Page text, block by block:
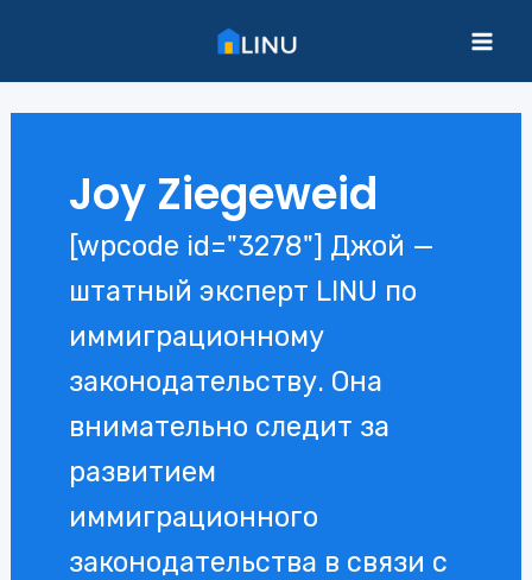
содержимому
Joy Ziegeweid
[wpcode id="3278"] Джой —
штатный эксперт LINU по
иммиграционному
законодательству. Она
внимательно следит за
развитием
иммиграционного
законодательства в связи с